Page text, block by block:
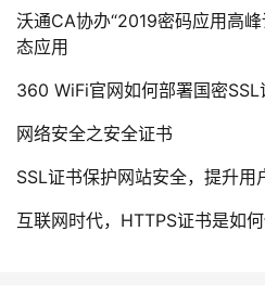
沃通CA协办“2019密码应用高
态应用
360 WiFi官网如何部署国密SSL
网络安全之安全证书
SSL证书保护网站安全，提升用
互联网时代，HTTPS证书是如